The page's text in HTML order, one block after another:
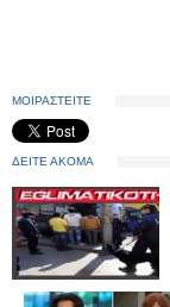
ΜΟΙΡΑΣΤΕΙΤΕ
ΔΕΙΤΕ ΑΚΟΜΑ